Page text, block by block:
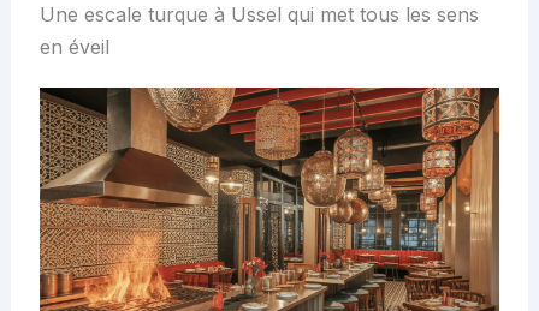
Une escale turque à Ussel qui met tous les sens
en éveil